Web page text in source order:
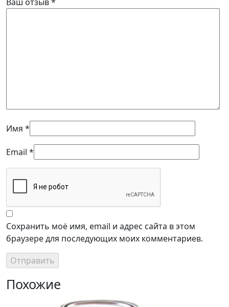
Имя *
Email *
Сохранить моё имя, email и адрес сайта в этом
браузере для последующих моих комментариев.
Похожие